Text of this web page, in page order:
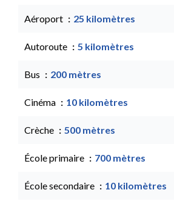
Aéroport 25 kilomètres
Autoroute 5 kilomètres
Bus 200 mètres
Cinéma 10 kilomètres
Crèche 500 mètres
École primaire 700 mètres
École secondaire 10 kilomètres